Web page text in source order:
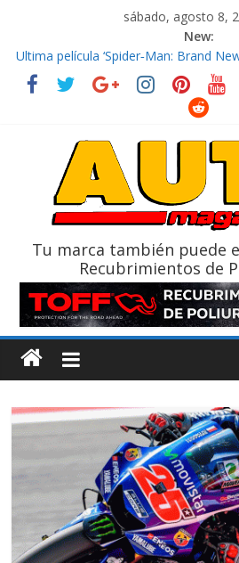
sábado, agosto 8,
New:
El costo de tener un vehículo gana
decidir
Ultima película ‘Spider‑Man: Brand
La Vuelta al Ecuador 2026, edición
La FEDAK recibe 12 Sinotruk Bolden
Tu marca también puede
Recubrimientos de